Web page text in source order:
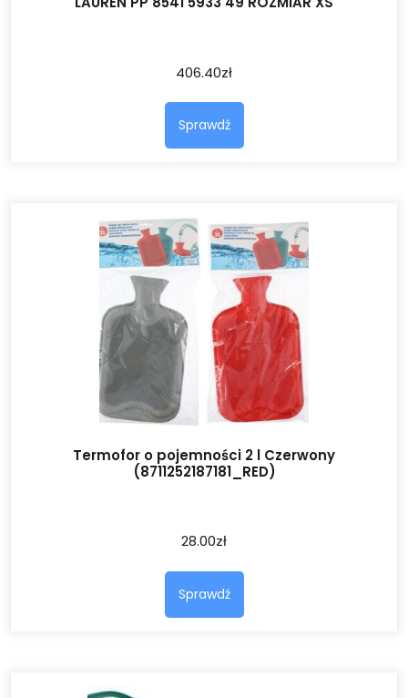
406.40zł
Sprawdź
Termofor o pojemności 2 l Czerwony
(8711252187181_RED)
28.00zł
Sprawdź